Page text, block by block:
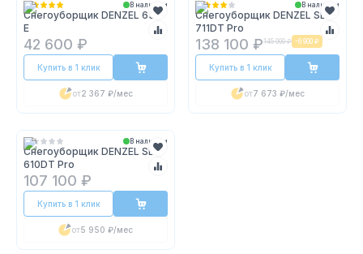
В наличии
Снегоуборщик DENZEL 650
E
42 600 ₽
Купить в 1 клик
от2 367 ₽/мес
В наличии
Снегоуборщик DENZEL SBL
711DT Pro
138 100 ₽145 000 ₽ -6 900 ₽
Купить в 1 клик
от7 673 ₽/мес
В наличии
Снегоуборщик DENZEL SBM
610DT Pro
107 100 ₽
Купить в 1 клик
от5 950 ₽/мес